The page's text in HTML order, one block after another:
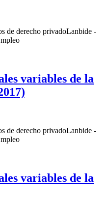
de derecho privadoLanbide -
variables de la
de derecho privadoLanbide -
variables de la